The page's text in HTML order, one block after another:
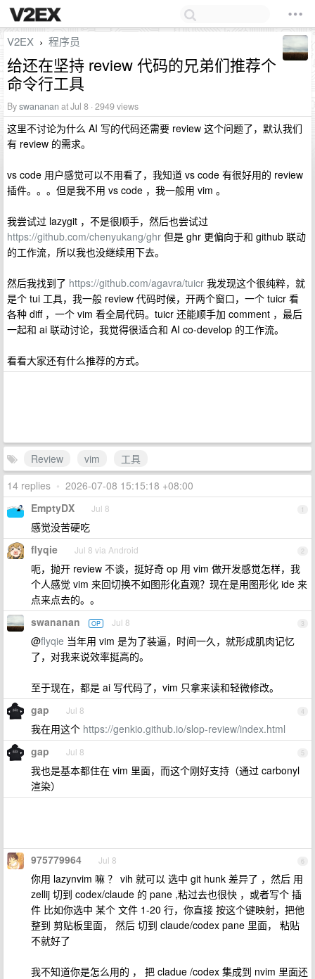
V2EX › 程序员
给还在坚持 review 代码的兄弟们推荐个
命令行工具
Byswananan at Jul 8 · 2949 views
这里不讨论为什么 AI 写的代码还需要 review 这个问题了，默认我们
有 review 的需求。
vs code 用户感觉可以不用看了，我知道 vs code 有很好用的 review
插件。。。但是我不用 vs code ，我一般用 vim 。
我尝试过 lazygit ，不是很顺手，然后也尝试过
https://github.com/chenyukang/ghr 但是 ghr 更偏向于和 github 联动
的工作流，所以我也没继续用下去。
然后我找到了 https://github.com/agavra/tuicr 我发现这个很纯粹，就
是个 tui 工具，我一般 review 代码时候，开两个窗口，一个 tuicr 看
各种 diff ，一个 vim 看全局代码。tuicr 还能顺手加 comment ，最后
一起和 ai 联动讨论，我觉得很适合和 AI co-develop 的工作流。
看看大家还有什么推荐的方式。
Review vim
工具
14 replies • 2026-07-08 15:15:18 +08:00
1
EmptyDX Jul 8
感觉没苦硬吃
2
flyqie Jul 8 via Android
呃，抛开 review 不谈，挺好奇 op 用 vim 做开发感觉怎样，我
个人感觉 vim 来回切换不如图形化直观？现在是用图形化 ide 来
点来点去的。。
3
swananan OP Jul 8
@flyqie 当年用 vim 是为了装逼，时间一久，就形成肌肉记忆
了，对我来说效率挺高的。
至于现在，都是 ai 写代码了，vim 只拿来读和轻微修改。
4
gap Jul 8
我在用这个 https://genkio.github.io/slop-review/index.html
5
gap Jul 8
我也是基本都住在 vim 里面，而这个刚好支持（通过 carbonyl
渲染）
6
975779964 Jul 8
你用 lazynvim 嘛 ？ vih 就可以 选中 git hunk 差异了 ，然后 用
zellij 切到 codex/claude 的 pane ,粘过去也很快 ，或者写个 插
件 比如你选中 某个 文件 1-20 行，你直接 按这个键映射，把他
整到 剪贴板里面， 然后 切到 claude/codex pane 里面， 粘贴
不就好了
我不知道你是怎么用的 ， 把 cladue /codex 集成到 nvim 里面还